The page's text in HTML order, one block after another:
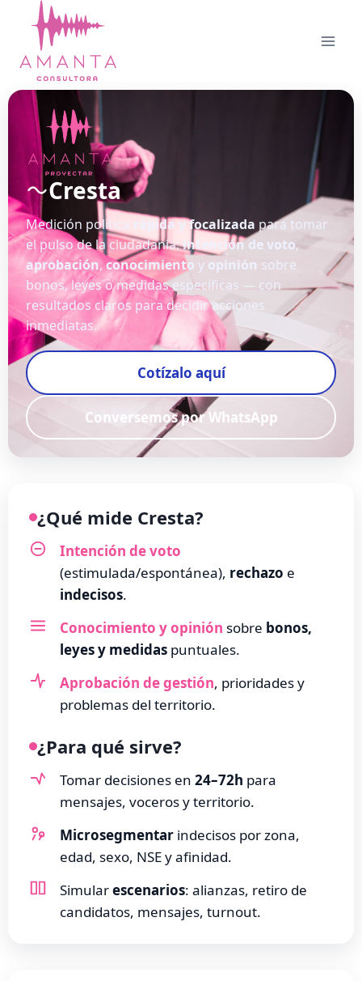
Cresta
Medición política rápida y focalizada para tomar
el pulso de la ciudadanía:intención de voto,
aprobación,conocimiento y opinión sobre
bonos, leyes o medidas específicas — con
resultados claros para decidir acciones
inmediatas.
Cotízalo aquí
Conversemos por WhatsApp
¿Qué mide Cresta?
Intención de voto
(estimulada/espontánea), rechazo e
indecisos.
Conocimiento y opinión sobre bonos,
leyes y medidas puntuales.
Aprobación de gestión, prioridades y
problemas del territorio.
¿Para qué sirve?
Tomar decisiones en 24–72h para
mensajes, voceros y territorio.
Microsegmentar indecisos por zona,
edad, sexo, NSE y afinidad.
Simularescenarios: alianzas, retiro de
candidatos, mensajes, turnout.